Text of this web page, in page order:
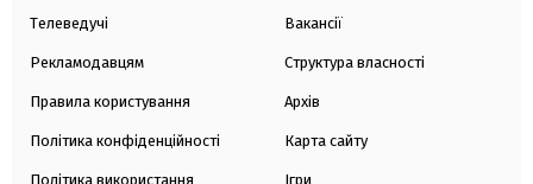
Телеведучі
Рекламодавцям
Правила користування
Політика конфіденційності
Політика використання
Вакансії
Структура власності
Архів
Карта сайту
Ігри